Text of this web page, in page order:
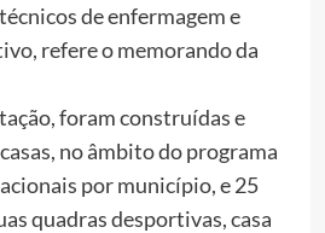
de enfermagem e
refere o memorando da
foram construídas e
no âmbito do programa
por município, e 25
quadras desportivas, casa